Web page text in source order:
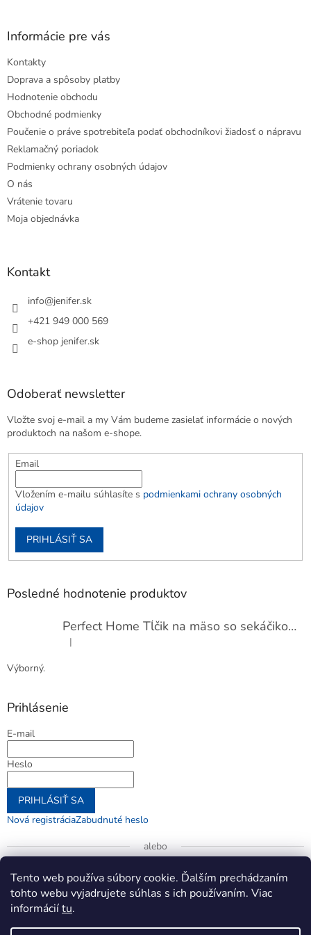
Tento web používa súbory cookie. Ďalším prechádzaním
tohto webu vyjadrujete súhlas s ich používaním. Viac
informáciítu.
Informácie pre vás
Kontakty
Doprava a spôsoby platby
Hodnotenie obchodu
Obchodné podmienky
Poučenie o práve spotrebiteľa podať obchodníkovi žiadosť o nápravu
Reklamačný poriadok
Podmienky ochrany osobných údajov
O nás
Vrátenie tovaru
Moja objednávka
Kontakt
info@jenifer.sk
+421 949 000 569
e-shop jenifer.sk
Odoberať newsletter
Vložte svoj e-mail a my Vám budeme zasielať informácie o nových
produktoch na našom e-shope.
Email
Vložením e-mailu súhlasíte s podmienkami ochrany osobných
údajov
PRIHLÁSIŤ SA
Posledné hodnotenie produktov
Perfect Home Tĺčik na mäso so sekáčikom, 56893
Hodnotenie produktu je 5 z 5 hviezdičiek.
|
Výborný.
Prihlásenie
E-mail
Heslo
PRIHLÁSIŤ SA
Nová registráciaZabudnuté heslo
alebo
Prihlásiť sa cez Google